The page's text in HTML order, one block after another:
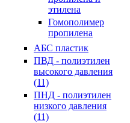
этилена
Гомополимер
пропилена
АБС пластик
ПВД - полиэтилен
высокого давления
(11)
ПНД - полиэтилен
низкого давления
(11)